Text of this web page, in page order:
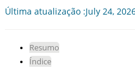
Última atualização :July 24,
Resumo
Índice